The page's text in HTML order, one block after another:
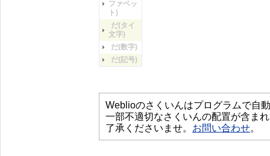
ファベッ
ト)
だ(タイ
文字)
だ(数字)
だ(記号)
Weblioのさくいんはプログラムで自
一部不適切なさくいんの配置が含ま
了承くださいませ。 お問い合わせ。